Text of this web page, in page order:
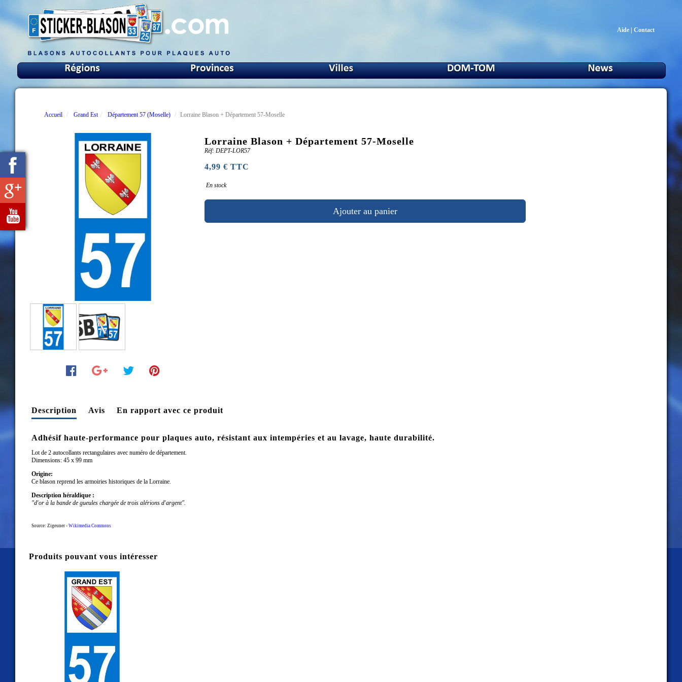
Aide Contact
Accueil Grand Est Département 57 (Moselle) Lorraine Blason + Département 57-Moselle
Lorraine Blason + Département 57-Moselle
Réf: DEPT-LOR57
4,99 € TTC
En stock
Ajouter au panier
Description Avis En rapport avec ce produit
Adhésif haute-performance pour plaques auto, résistant aux intempéries et au lavage, haute durabilité.
Lot de 2 autocollants rectangulaires avec numéro de département.
Dimensions: 45 x 99 mm
Origine:
Ce blason reprend les armoiries historiques de la Lorraine.
Description héraldique :
"d'or à la bande de gueules chargée de trois alérions d'argent".
Source: Zigeuner - Wikimedia Commons
Produits pouvant vous intéresser